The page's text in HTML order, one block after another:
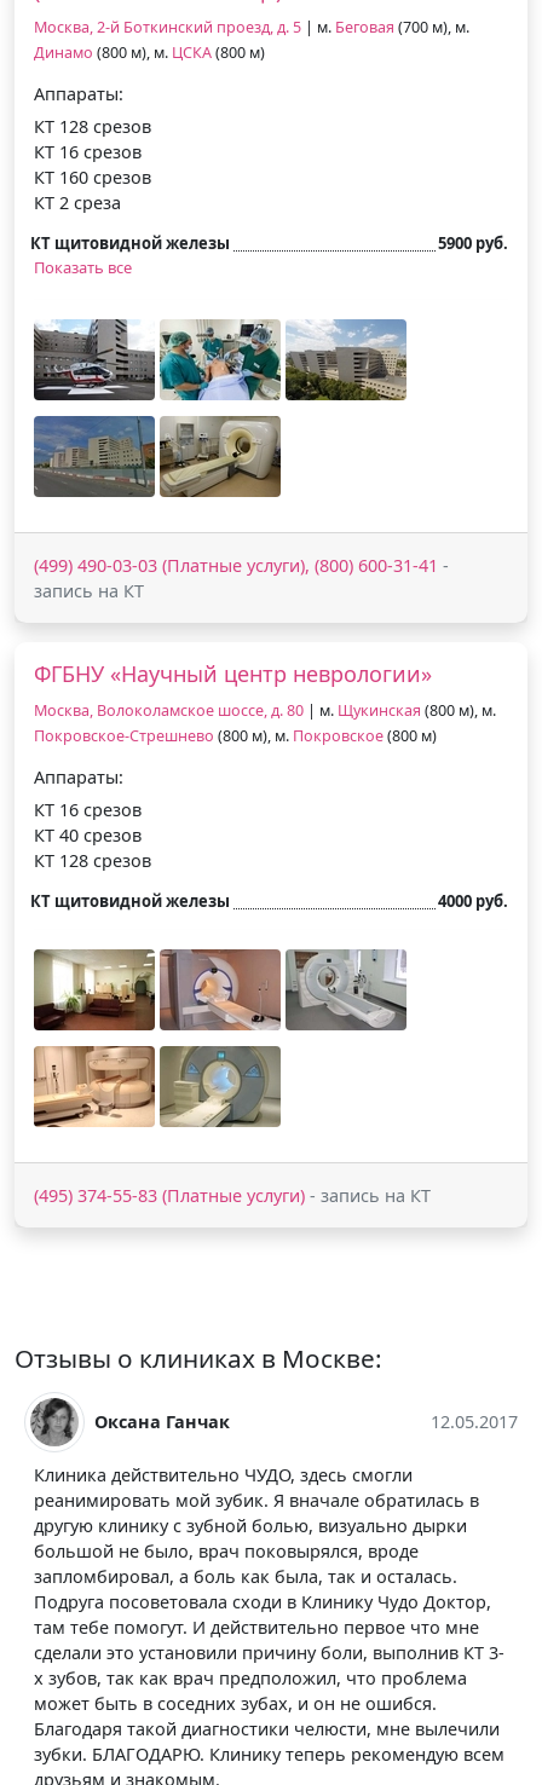
Москва, 2-й Боткинский проезд, д. 5 | м. Беговая (700 м), м.
Динамо (800 м), м. ЦСКА(800 м)
Аппараты:
КТ 128 срезов
КТ 16 срезов
КТ 160 срезов
КТ 2 среза
КТ щитовидной железы
5900 руб.
Показать все
(499) 490-03-03 (Платные услуги), (800) 600-31-41 -
запись на КТ
ФГБНУ «Научный центр неврологии»
Москва, Волоколамское шоссе, д. 80 | м. Щукинская (800 м), м.
Покровское-Стрешнево (800 м), м. Покровское(800 м)
Аппараты:
КТ 16 срезов
КТ 40 срезов
КТ 128 срезов
КТ щитовидной железы 4000 руб.
(495) 374-55-83 (Платные услуги) - запись на КТ
Отзывы о клиниках в Москве:
12.05.2017
ЧУДО, здесь смогли
Я вначале обратилась в
болью, визуально дырки
поковырялся, вроде
как была, так и осталась.
сходи в Клинику Чудо Доктор,
первое что мне
причину боли, выполнив КТ 3-
предположил, что проблема
зубах, и он не ошибся.
челюсти, мне вылечили
теперь рекомендую всем
Metin Tamer
Как и во многих гос-
все время пытаюся
Работают хорошо, но
попробуй проблейся.
мылые, а бывают те
ФГБНУ «Научный
Андрей
В клинике вставлял
с гарантией